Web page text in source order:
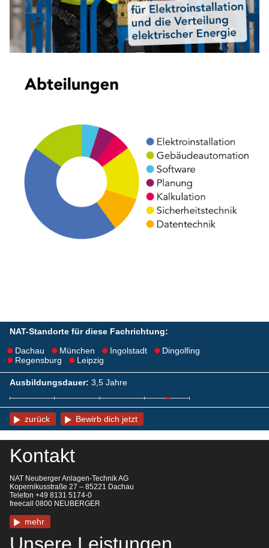
NAT-Standorte für diese Fachrichtung:
Dachau
München Ingolstadt
Dingolfing
Regensburg
Leipzig
Ausbildungsdauer: 3,5 Jahre
zurück Bewirb dich jetzt
Kontakt
NAT Neuberger Anlagen-Technik AG
Kopernikusstraße 27 – 85221 Dachau
Telefon +49 8131 5174-0
freecall 0800 NEUBERGER
mehr